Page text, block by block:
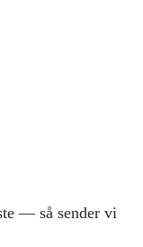
— så sender vi